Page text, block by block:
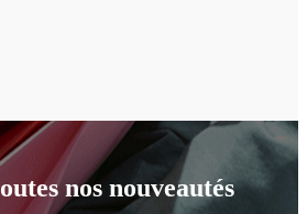
nos nouveautés